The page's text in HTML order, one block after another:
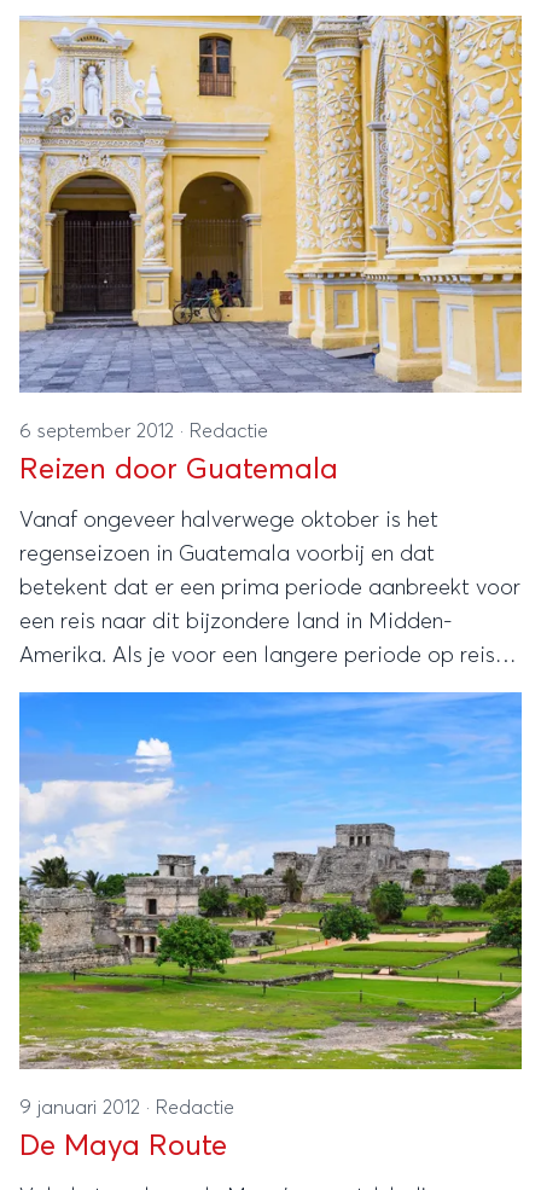
voorspelde datum waarop de wereld zou vergaan,
al een tijd geleden is verstreken en we dus gerust
kunnen zijn. Hoe het ook zij, de kalender van de
Maya’s heeft voor een aantal bijzondere reizen
gezorgd.
6 september 2012 · Redactie
Reizen door Guatemala
Vanaf ongeveer halverwege oktober is het
regenseizoen in Guatemala voorbij en dat
betekent dat er een prima periode aanbreekt voor
een reis naar dit bijzondere land in Midden-
Amerika. Als je voor een langere periode op reis
kunt gaan, is het leuk om een bezoek aan
Guatemala te combineren met een verblijf in een
van de buurlanden Mexico, Belize, El Salvador of
Honduras.
9 januari 2012 · Redactie
De Maya Route